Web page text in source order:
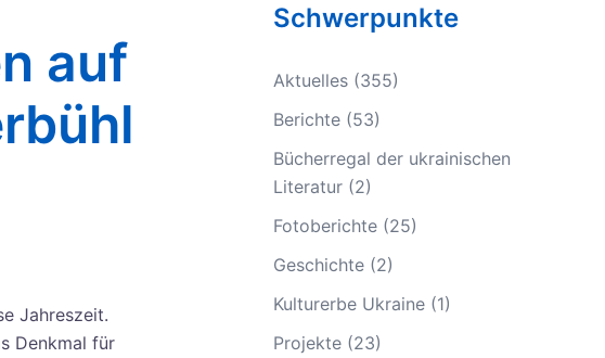
auf
Jahreszeit.
Denkmal für
Schwerpunkte
Aktuelles (355)
Berichte (53)
Bücherregal der ukrainischen
Literatur (2)
Fotoberichte (25)
Geschichte (2)
Kulturerbe Ukraine (1)
Projekte (23)